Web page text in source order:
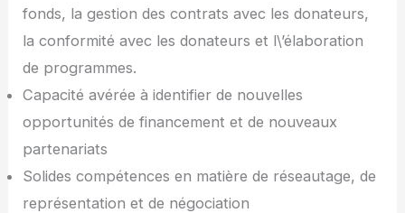
fonds, la gestion des contrats avec les donateurs,
la conformité avec les donateurs et l\’élaboration
de programmes.
Capacité avérée à identifier de nouvelles
opportunités de financement et de nouveaux
partenariats
Solides compétences en matière de réseautage, de
représentation et de négociation